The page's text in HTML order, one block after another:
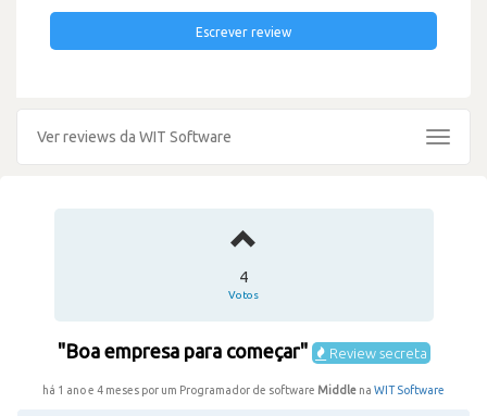
Escrever review
Ver reviews da WIT Software
Toggle
4
Votos
"Boa empresa para começar" Review secreta
há 1 ano e 4 meses por um Programador de software Middle na WIT Software